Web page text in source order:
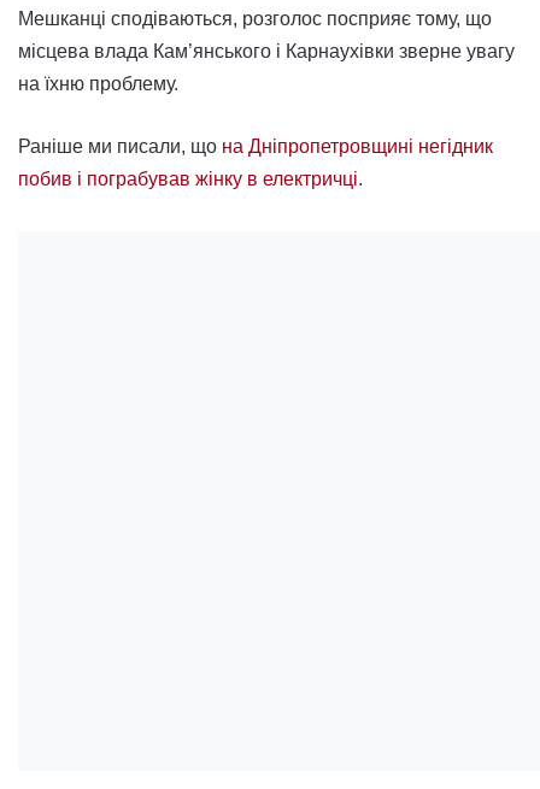
Мешканці сподіваються, розголос посприяє тому, що
місцева влада Кам’янського і Карнаухівки зверне увагу
на їхню проблему.
Раніше ми писали, що на Дніпропетровщині негідник
побив і пограбував жінку в електричці.